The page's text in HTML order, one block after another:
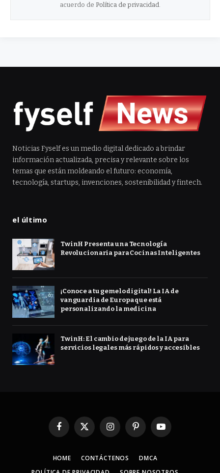
acuerdo de Política de privacidad
Noticias Fyself es un medio digital dedicado a brindar
información actualizada, precisa y relevante sobre los
temas que están moldeando el futuro: economía,
tecnología, startups, invenciones, sostenibilidad y fintech.
el último
TwinH Presenta una Tecnología
Revolucionaria para Cocinas Inteligentes
¡Conoce a tu gemelo digital! La IA de
vanguardia de Europa que está
personalizando la medicina
TwinH: El cambio de juego de la IA para
servicios legales más rápidos y accesibles
Facebook
X
InstagramPinterestYouTube
HOME CONTÁCTENOS
DMCA